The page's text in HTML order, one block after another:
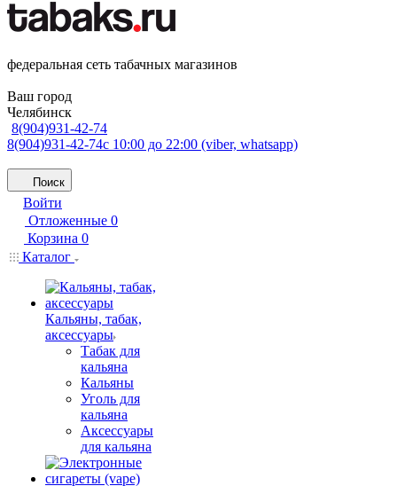
федеральная сеть табачных магазинов
Ваш город
Челябинск
8(904)931-42-74
8(904)931-42-74с 10:00 до 22:00 (viber, whatsapp)
Поиск
Войти
Отложенные 0
Корзина 0
Каталог
Кальяны, табак,
аксессуары
Табак для
кальяна
Кальяны
Уголь для
кальяна
Аксессуары
для кальяна